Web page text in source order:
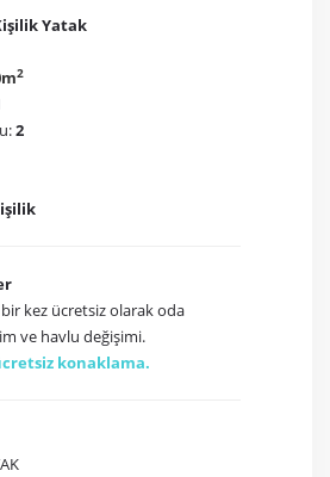
Yatak
2
2
kez ücretsiz olarak oda
ve havlu değişimi.
konaklama.